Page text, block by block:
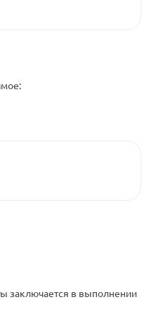
заключается в выполнении